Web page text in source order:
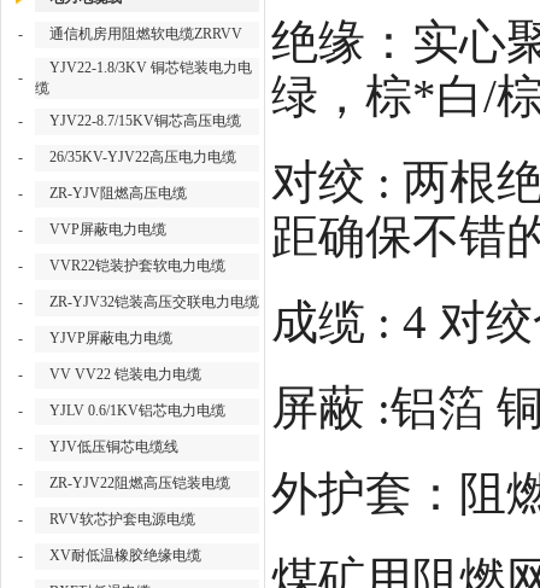
- 通信机房用阻燃软电缆ZRRVV
-
YJV22-1.8/3KV 铜芯铠装电力电
缆
-
YJV22-8.7/15KV铜芯高压电缆
- 26/35KV-YJV22高压电力电缆
- ZR-YJV阻燃高压电缆
- VVP屏蔽电力电缆
- VVR22铠装护套软电力电缆
- ZR-YJV32铠装高压交联电力电缆
- YJVP屏蔽电力电缆
- VV VV22 铠装电力电缆
- YJLV 0.6/1KV铝芯电力电缆
- YJV低压铜芯电缆线
- ZR-YJV22阻燃高压铠装电缆
- RVV软芯护套电源电缆
- XV耐低温橡胶绝缘电缆
绝缘：实心
绿，棕*白/
对绞 : 两根
距确保不错
成缆 : 4 对
屏蔽 :铝箔
外护套：阻